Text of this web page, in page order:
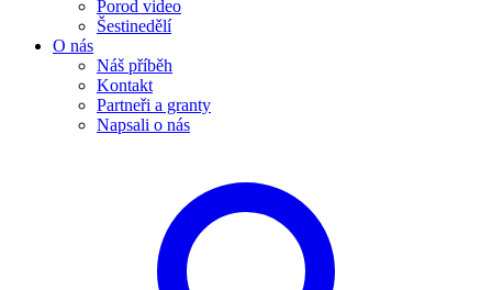
Porod video
Šestinedělí
O nás
Náš příběh
Kontakt
Partneři a granty
Napsali o nás